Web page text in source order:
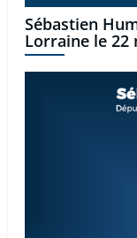
Sébastien
Lorraine le 22